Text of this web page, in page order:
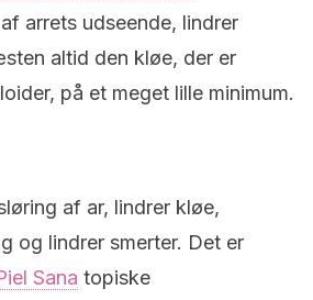
arrets udseende, lindrer
altid den kløe, der er
på et meget lille minimum.
af ar, lindrer kløe,
og lindrer smerter. Det er
Sana topiske